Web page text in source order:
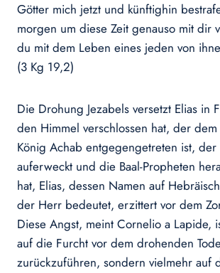
Götter mich jetzt und künftighin
morgen um diese Zeit genauso mit dir
du mit dem Leben eines jeden von
(3 Kg 19,2)
Die Drohung Jezabels versetzt Elias in
den Himmel verschlossen hat, der
König Achab entgegengetreten ist, der
auferweckt und die Baal-Propheten
hat, Elias, dessen Namen auf
der Herr bedeutet, erzittert vor dem
Diese Angst, meint Cornelio a Lapide,
auf die Furcht vor dem drohenden
zurückzuführen, sondern vielmehr auf